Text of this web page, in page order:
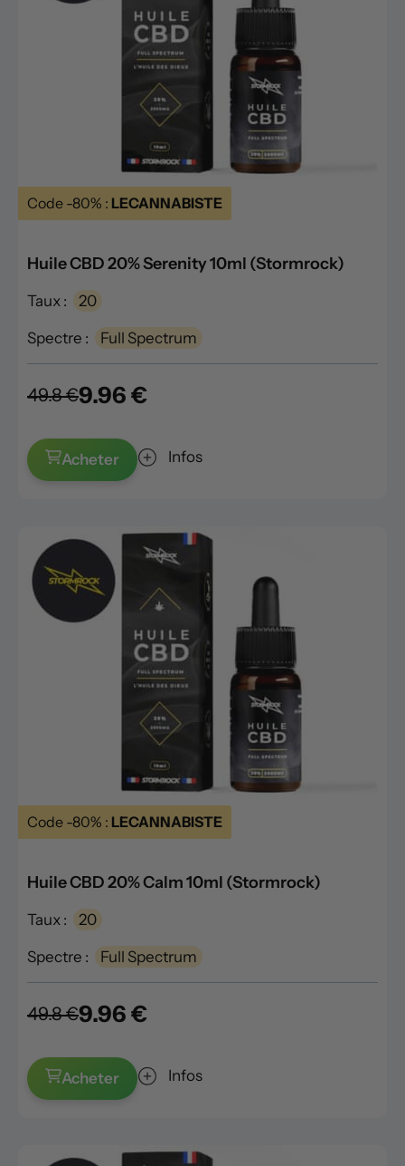
Code -80% : LECANNABISTE
Huile CBD 20% Serenity 10ml (Stormrock)
Taux : 20
Spectre : Full Spectrum
49.8 €9.96 €
Acheter Infos
Code -80% : LECANNABISTE
Huile CBD 20% Calm 10ml (Stormrock)
Taux : 20
Spectre : Full Spectrum
49.8 €9.96 €
Acheter Infos